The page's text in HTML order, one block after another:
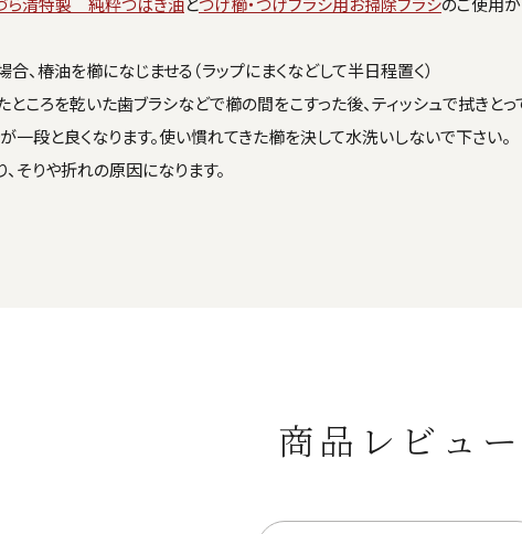
、椿油を櫛になじませる（ラップにまくなどして半日程置く）
ころを乾いた歯ブラシなどで櫛の間をこすった後、ティッシュで拭きとっ
一段と良くなります。使い慣れてきた櫛を決して水洗いしないで下さい。
そりや折れの原因になります。
商品レビュー